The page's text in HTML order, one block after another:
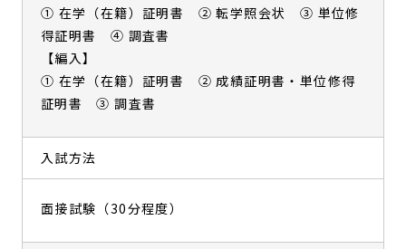
① 在学（在籍）証明書 ② 転学照会状 ③ 単位修
得証明書 ④ 調査書
【編入】
① 在学（在籍）証明書 ② 成績証明書・単位修得
証明書 ③ 調査書
入試方法
面接試験（30分程度）